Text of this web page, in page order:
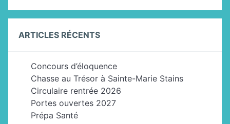
ARTICLES RÉCENTS
Concours d’éloquence
Chasse au Trésor à Sainte-Marie Stains
Circulaire rentrée 2026
Portes ouvertes 2027
Prépa Santé